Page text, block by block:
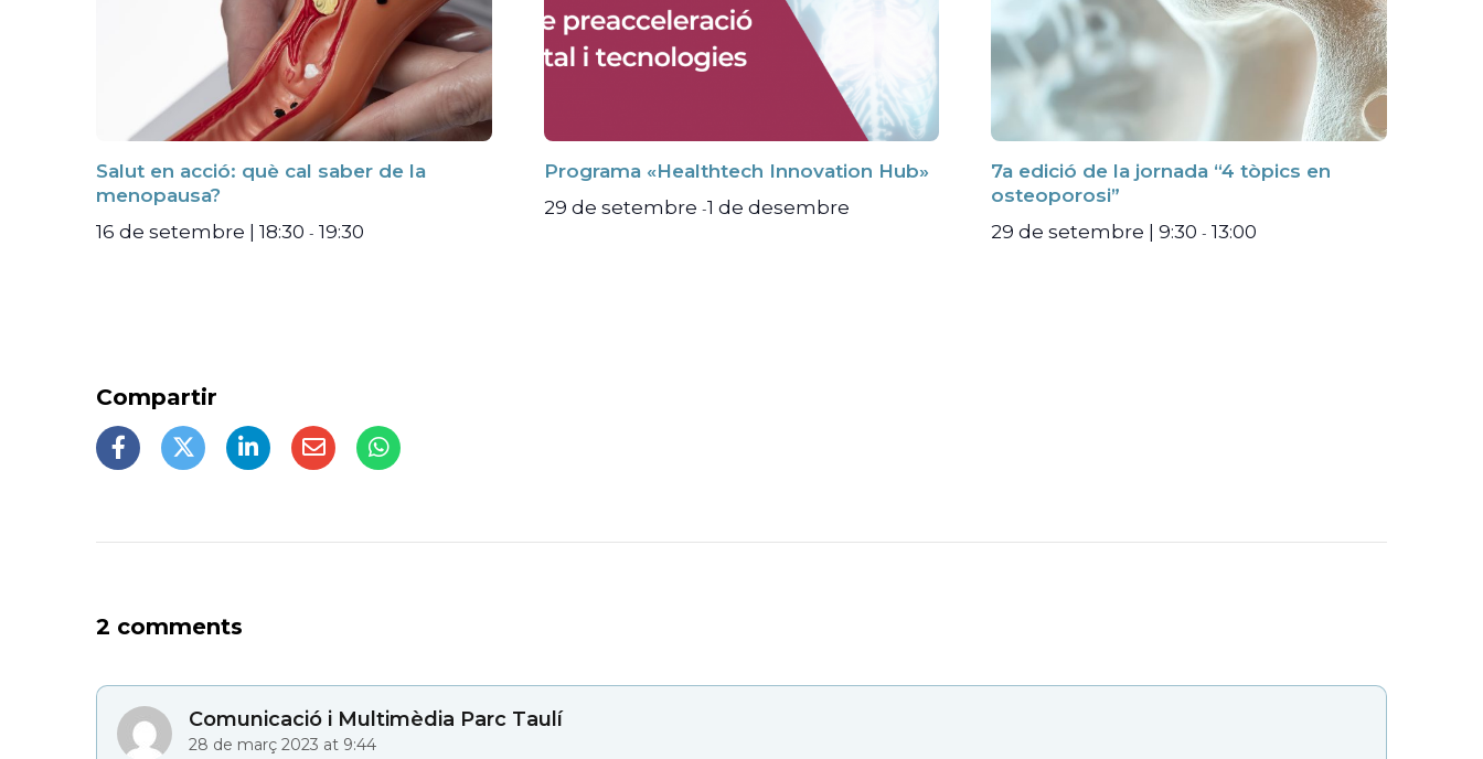
Salut en acció: què cal saber de la
menopausa?
16 de setembre | 18:30 - 19:30
Programa «Healthtech Innovation Hub»
29 de setembre -1 de desembre
7a edició de la jornada “4 tòpics en
osteoporosi”
29 de setembre | 9:30 - 13:00
2 comments
Comunicació i Multimèdia Parc Taulí
28 de març 2023 at 9:44